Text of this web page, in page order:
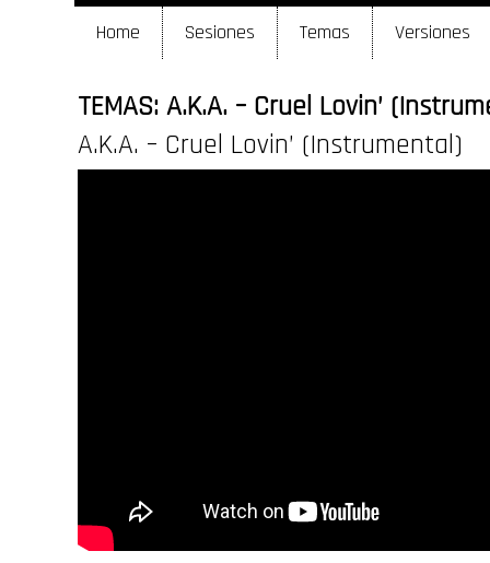
Home Sesiones Temas Versiones
TEMAS: A.K.A. – Cruel Lovin’
A.K.A. – Cruel Lovin’ (Instrumental)